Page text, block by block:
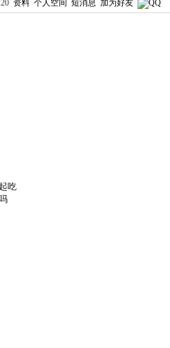
资料 个人空间 短消息 加为好友
吃